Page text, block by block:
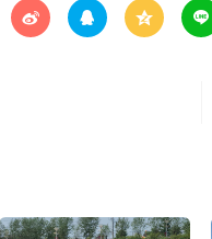
   